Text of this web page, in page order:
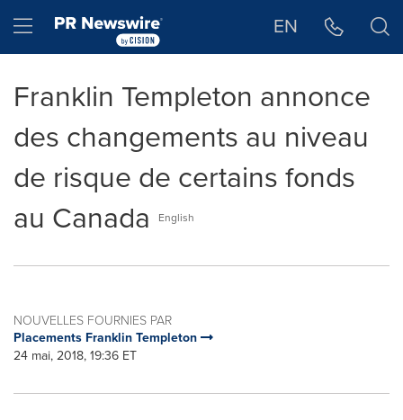
Hamburger menu EN
Franklin Templeton annonce
des changements au niveau
de risque de certains fonds
au Canada
English
NOUVELLES FOURNIES PAR
Placements Franklin Templeton
24 mai, 2018, 19:36 ET